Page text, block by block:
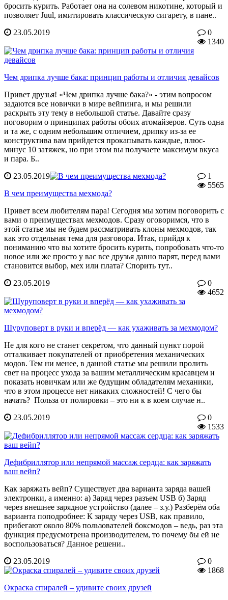
бросить курить. Работает она на солевом никотине, который и
позволяет Juul, имитировать классическую сигарету, в пане..
23.05.2019
0
1340
Чем дрипка лучше бака: принцип работы и отличия девайсов
Привет друзья! «Чем дрипка лучше бака?» - этим вопросом
задаются все новички в мире вейпинга, и мы решили
раскрыть эту тему в небольшой статье. Давайте сразу
поговорим о принципах работы обоих атомайзеров. Суть одна
и та же, с одним небольшим отличием, дрипку из-за ее
конструктива вам прийдется прокапывать каждые, плюс-
минус 10 затяжек, но при этом вы получаете максимум вкуса
и пара. Б..
23.05.2019
1
5565
В чем преимущества мехмода?
Привет всем любителям пара! Сегодня мы хотим поговорить с
вами о преимуществах мехмодов. Сразу оговоримся, что в
этой статье мы не будем рассматривать клоны мехмодов, так
как это отдельная тема для разговора. Итак, прийдя к
пониманию что вы хотите бросить курить, попробовать что-то
новое или же просто у вас все друзья давно парят, перед вами
становится выбор, мех или плата? Спорить тут..
23.05.2019
0
4652
Шуруповерт в руки и вперёд — как ухаживать за мехмодом?
Не для кого не станет секретом, что данный пункт порой
отталкивает покупателей от приобретения механических
модов. Тем ни менее, в данной статье мы решили пролить
свет на процесс ухода за вашим металлическим красавцем и
показать новичкам или же будущим обладателям механики,
что в этом процессе нет никаких сложностей! С чего бы
начать? Польза от полировки – это ни к в коем случае н..
23.05.2019
0
1533
Дефибриллятор или непрямой массаж сердца: как заряжать
ваш вейп?
Как заряжать вейп? Существует два варианта заряда вашей
электронки, а именно: а) Заряд через разъем USB б) Заряд
через внешнее зарядное устройство (далее – з.у.) Разберём оба
варианта поподробнее: К заряду через USB, как правило,
прибегают около 80% пользователей боксмодов – ведь, раз эта
функция предусмотрена производителем, то почему бы ей не
воспользоваться? Данное решени..
23.05.2019
0
1868
Окраска спиралей – удивите своих друзей